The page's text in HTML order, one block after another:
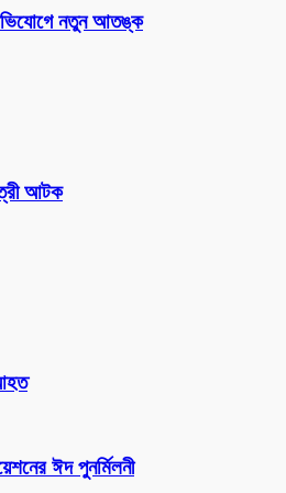
নতুন আতঙ্ক
আটক
ঈদ পুনর্মিলনী